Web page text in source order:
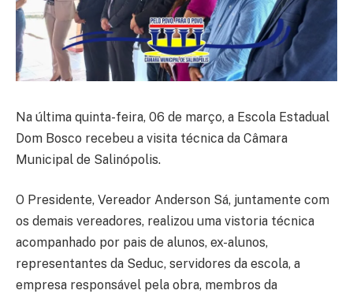
Na última quinta-feira, 06 de março, a Escola Estadual
Dom Bosco recebeu a visita técnica da Câmara
Municipal de Salinópolis.
O Presidente, Vereador Anderson Sá, juntamente com
os demais vereadores, realizou uma vistoria técnica
acompanhado por pais de alunos, ex-alunos,
representantes da Seduc, servidores da escola, a
empresa responsável pela obra, membros da